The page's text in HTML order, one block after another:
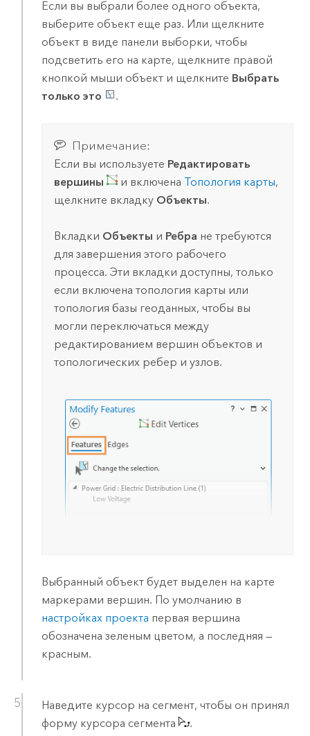
Если вы выбрали более одного объекта,
выберите объект еще раз. Или щелкните
объект в виде панели выборки, чтобы
подсветить его на карте, щелкните правой
кнопкой мыши объект и щелкните Выбрать
только это
.
Примечание:
Если вы используете Редактировать
вершины
и включена Топология карты,
щелкните вкладку Объекты.
Вкладки Объекты и Ребра не требуются
для завершения этого рабочего
процесса. Эти вкладки доступны, только
если включена топология карты или
топология базы геоданных, чтобы вы
могли переключаться между
редактированием вершин объектов и
топологических ребер и узлов.
Выбранный объект будет выделен на карте
маркерами вершин. По умолчанию в
настройках проекта первая вершина
обозначена зеленым цветом, а последняя —
красным.
Наведите курсор на сегмент, чтобы он принял
форму курсора сегмента
.